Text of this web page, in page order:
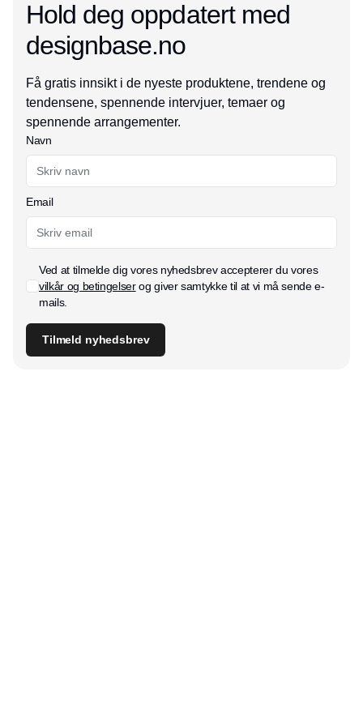
Hold deg oppdatert med
designbase.no
Få gratis innsikt i de nyeste produktene, trendene og
tendensene, spennende intervjuer, temaer og
spennende arrangementer.
Navn
Email
Ved at tilmelde dig vores nyhedsbrev accepterer du vores
vilkår og betingelserog giver samtykke til at vi må sende e-
mails.
Tilmeld nyhedsbrev